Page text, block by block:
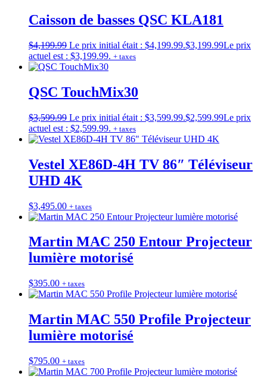
Caisson de basses QSC KLA181
$4,199.99 Le prix initial était : $4,199.99.$3,199.99Le prix
actuel est : $3,199.99. + taxes
QSC TouchMix30
$3,599.99 Le prix initial était : $3,599.99.$2,599.99Le prix
actuel est : $2,599.99. + taxes
Vestel XE86D-4H TV 86″ Téléviseur
UHD 4K
$3,495.00 + taxes
Martin MAC 250 Entour Projecteur
lumière motorisé
$395.00 + taxes
Martin MAC 550 Profile Projecteur
lumière motorisé
$795.00 + taxes